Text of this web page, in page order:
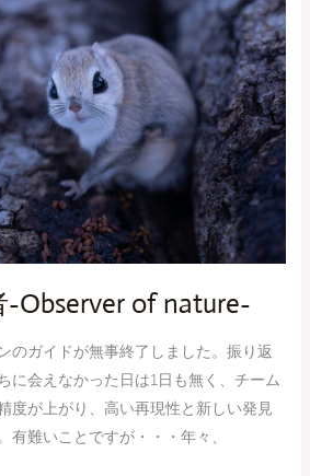
Observer of nature-
のガイドが無事終了しました。振り返
に会えなかった日は1日も無く、チーム
度が上がり、高い再現性と新しい発見
有難いことですが・・・年々、